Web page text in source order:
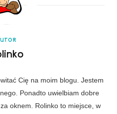
Cię na moim blogu. Jestem
Ponadto uwielbiam dobre
oknem. Rolinko to miejsce, w